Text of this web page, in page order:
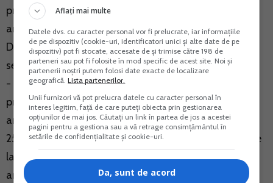
productiei agricole vegetale/numarului de capete de
animale/familii de albine intervenite dupa depunerea
DU, insa inainte de 25 mai a anului obtinerii venitului,
se declara prin depunerea unei DU rectificative.
- Modificarea structurii suprafetelor destinate
productiei agricole vegetale/numarului de capete de
animale/familiilor de albine, intervenite dupa data de
25 mai, inclusiv, a anului obtinerii venitului, nu conduce
la ajustarea normelor de venit, respectiv a venitului
anual impozabil.
Aflați mai multe
Datele dvs. cu caracter personal vor fi prelucrate, iar informațiile
de pe dispozitiv (cookie-uri, identificatori unici și alte date de pe
dispozitiv) pot fi stocate, accesate de și trimise către 198 de
parteneri sau pot fi folosite în mod specific de acest site. Noi și
partenerii noștri putem folosi date exacte de localizare
geografică.Lista partenerilor.
Unii furnizori vă pot prelucra datele cu caracter personal în
interes legitim, față de care puteți obiecta prin gestionarea
opțiunilor de mai jos. Căutați un link în partea de jos a acestei
pagini pentru a gestiona sau a vă retrage consimțământul în
setările de confidențialitate și cookie-uri.
Da, sunt de acord